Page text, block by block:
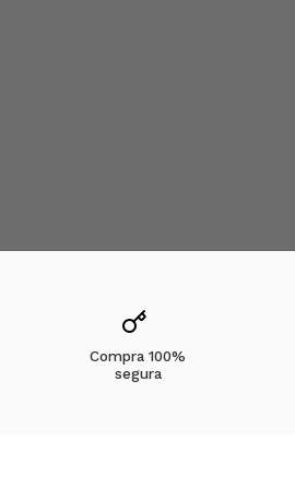
para quienes quieren una
sigue el mismo concepto de
usarlas para entrenar, salir a
Compra 100%
segura